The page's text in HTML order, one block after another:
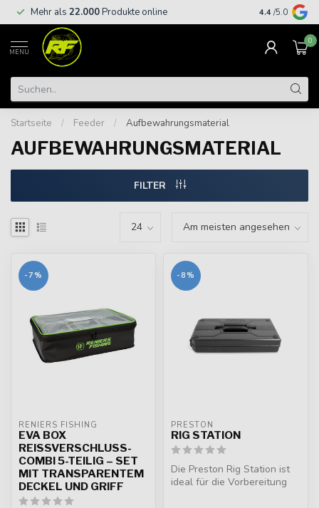
Mehr als 22.000Produkte online Kostenloser
€
4.4 /5.0
MENU
0
Startseite / Feeder / Aufbewahrungsmaterial
AUFBEWAHRUNGSMATERIAL
FILTER
-7%
RENIERS FISHING
EVA BOX
REISSVERSCHLUSS-C
OMBI 5-TEILIG – SET M
IT TRANSPARENTEM D
ECKEL UND GRIFF
-8%
PRESTON
RIG STATION
Die Preston Rig Station ist
ideal für die Vorbereitung